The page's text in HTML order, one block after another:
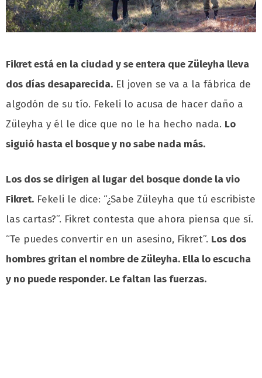
Fikret está en la ciudad y se entera que Züleyha lleva
dos días desaparecida. El joven se va a la fábrica de
algodón de su tío. Fekeli lo acusa de hacer daño a
Züleyha y él le dice que no le ha hecho nada. Lo
siguió hasta el bosque y no sabe nada más.
Los dos se dirigen al lugar del bosque donde la vio
Fikret. Fekeli le dice: “¿Sabe Züleyha que tú escribiste
las cartas?”. Fikret contesta que ahora piensa que sí.
“Te puedes convertir en un asesino, Fikret”. Los dos
hombres gritan el nombre de Züleyha. Ella lo escucha
y no puede responder. Le faltan las fuerzas.